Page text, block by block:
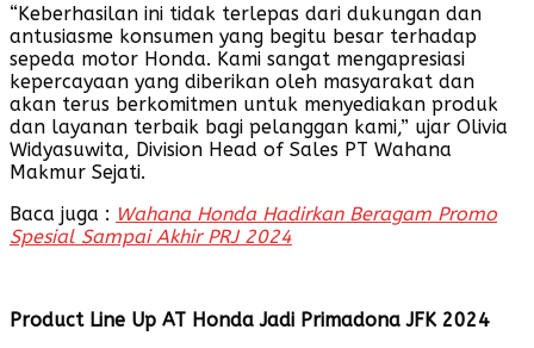
“Keberhasilan ini tidak terlepas dari dukungan dan
antusiasme konsumen yang begitu besar terhadap
sepeda motor Honda. Kami sangat mengapresiasi
kepercayaan yang diberikan oleh masyarakat dan
akan terus berkomitmen untuk menyediakan produk
dan layanan terbaik bagi pelanggan kami,” ujar Olivia
Widyasuwita, Division Head of Sales PT Wahana
Makmur Sejati.
Baca juga : Wahana Honda Hadirkan Beragam Promo
Spesial Sampai Akhir PRJ 2024
Product Line Up AT Honda Jadi Primadona JFK2024